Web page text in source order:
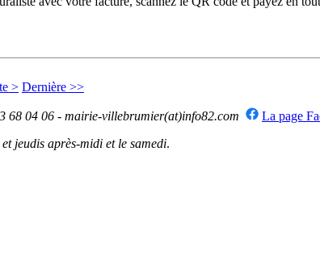
> Dernière >>
68 04 06 - mairie-villebrumier(at)info82.com
La page
jeudis après-midi et le samedi.